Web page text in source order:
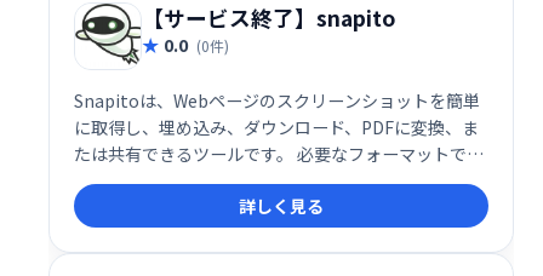
【サービス終了】snapito
0.0 (0件)
Snapitoは、Webページのスクリーンショットを簡単
に取得し、埋め込み、ダウンロード、PDFに変換、ま
たは共有できるツールです。 必要なフォーマットで
Webページの内容を保存・共有したい時に最適です。
Webサイトのデザイン確認や資料作成などに役立ちま
す。
詳しく見る